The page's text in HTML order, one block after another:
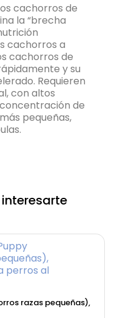
cachorros de
la “brecha
cachorros a
cachorros de
y su
Requieren
con altos
de
pequeñas,
razas pequeñas),